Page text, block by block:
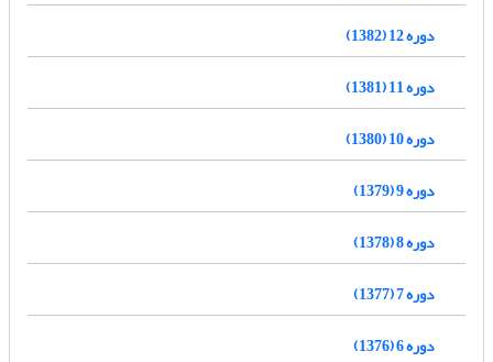
دوره 12 (1382)
دوره 11 (1381)
دوره 10 (1380)
دوره 9 (1379)
دوره 8 (1378)
دوره 7 (1377)
دوره 6 (1376)